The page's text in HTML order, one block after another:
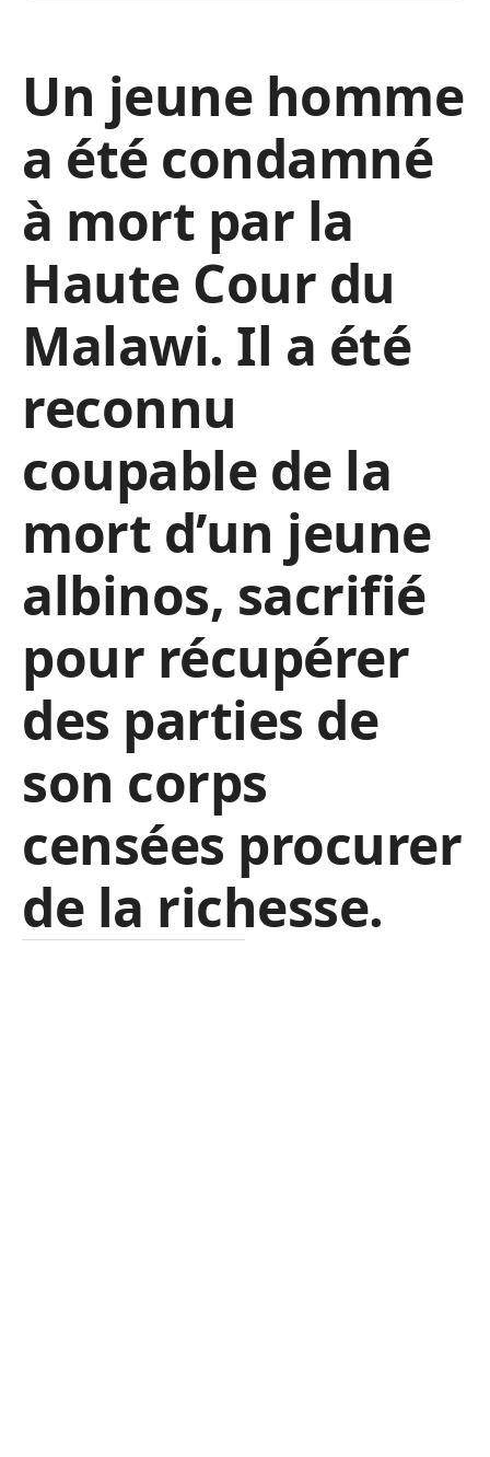
Un jeune homme
a été condamné
à mort par la
Haute Cour du
Malawi. Il a été
reconnu
coupable de la
mort d’un jeune
albinos, sacrifié
pour récupérer
des parties de
son corps
censées procurer
de la richesse.